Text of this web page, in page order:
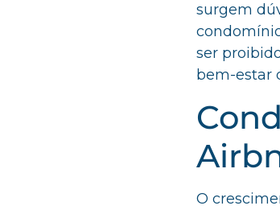
surgem
ser
bem-estar
O